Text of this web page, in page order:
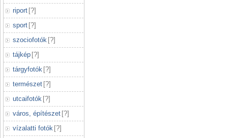
riport [?]
sport [?]
szociofotók [?]
tájkép [?]
tárgyfotók [?]
természet [?]
utcaifotók [?]
város, építészet [?]
vízalatti fotók [?]